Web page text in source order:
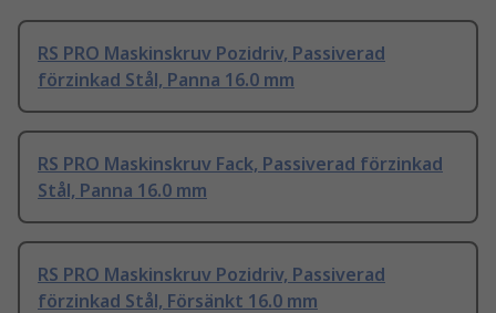
RS PRO Maskinskruv Pozidriv, Passiverad
förzinkad Stål, Panna 16.0 mm
RS PRO Maskinskruv Fack, Passiverad förzinkad
Stål, Panna 16.0 mm
RS PRO Maskinskruv Pozidriv, Passiverad
förzinkad Stål, Försänkt 16.0 mm